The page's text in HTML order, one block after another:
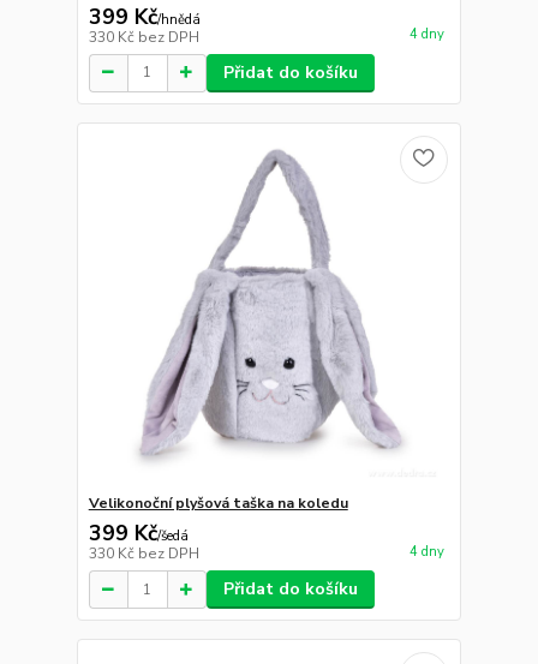
399 Kč/hnědá
330 Kč bez DPH 4 dny
Přidat do košíku
Velikonoční plyšová taška na koledu
399 Kč/šedá
330 Kč bez DPH 4 dny
Přidat do košíku